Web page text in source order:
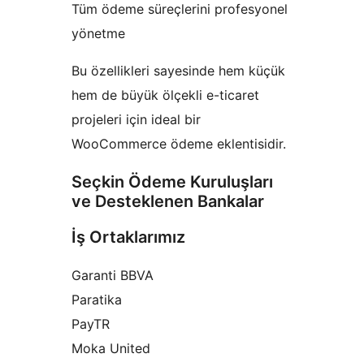
Tüm ödeme süreçlerini profesyonel
yönetme
Bu özellikleri sayesinde hem küçük
hem de büyük ölçekli e-ticaret
projeleri için ideal bir
WooCommerce ödeme eklentisidir.
Seçkin Ödeme Kuruluşları
ve Desteklenen Bankalar
İş Ortaklarımız
Garanti BBVA
Paratika
PayTR
Moka United